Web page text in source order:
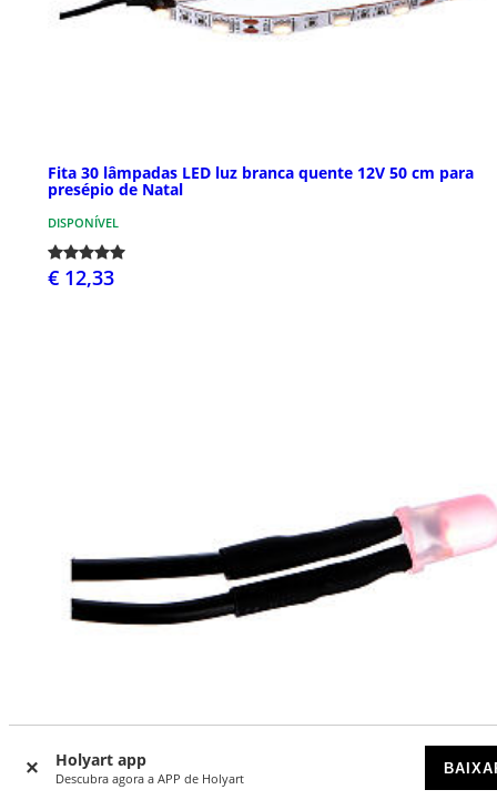
Holyart app
Descubra agora a APP de Holyart
Fita 30 lâmpadas LED luz branca quente 12V 50 cm para
presépio de Natal
DISPONÍVEL
€ 12,33